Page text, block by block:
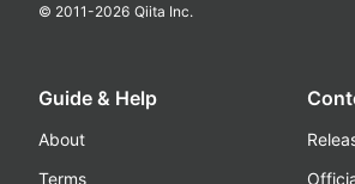
© 2011-2026 Qiita Inc.
Guide & Help
About
Terms